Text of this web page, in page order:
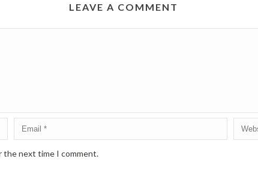
LEAVE A COMMENT
the next time I comment.